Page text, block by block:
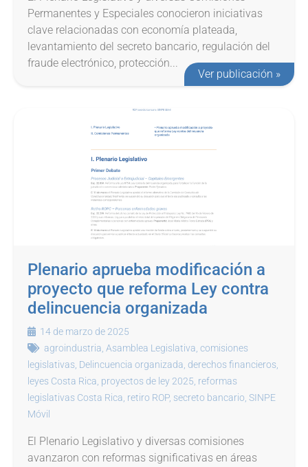
Permanentes y Especiales conocieron iniciativas
clave relacionadas con economía plateada,
levantamiento del secreto bancario, regulación del
fraude electrónico, protección...
Ver publicación »
Plenario aprueba modificación a
proyecto que reforma Ley contra
delincuencia organizada
14 de marzo de 2025
agroindustria Asamblea Legislativa comisiones
legislativas Delincuencia organizada derechos financieros
leyes Costa Rica proyectos de ley 2025 reformas
legislativas Costa Rica retiro ROP, secreto bancario SINPE
Móvil
El Plenario Legislativo y diversas comisiones
avanzaron con reformas significativas en áreas